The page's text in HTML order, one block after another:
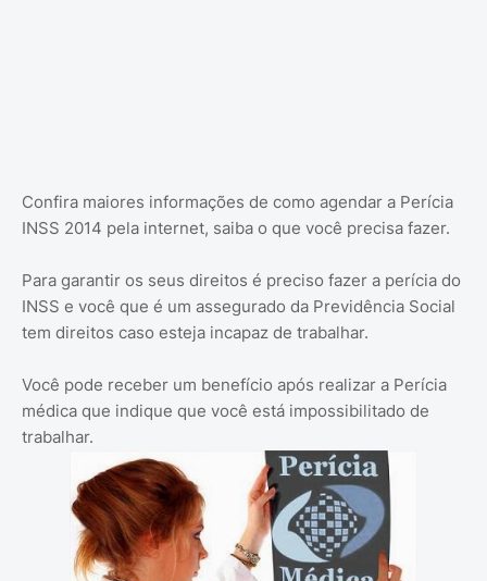
Confira maiores informações de como agendar a Perícia
INSS 2014 pela internet, saiba o que você precisa fazer.
Para garantir os seus direitos é preciso fazer a perícia do
INSS e você que é um assegurado da Previdência Social
tem direitos caso esteja incapaz de trabalhar.
Você pode receber um benefício após realizar a Perícia
médica que indique que você está impossibilitado de
trabalhar.